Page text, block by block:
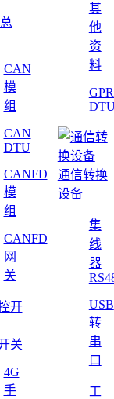
CAN
模
组
CAN
DTU
CANFD
模
组
CANFD
网
关
关
4G
手
其
他
资
料
通信转换
设备
集
线
器
USB
转
串
口
工